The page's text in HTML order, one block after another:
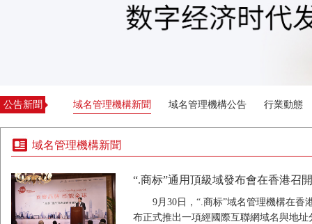
公告新聞 域名管理機構新聞 域名管理機構公告 行業動態
域名管理機構新聞
“.商标”通用頂級域發布會在香港召開
9月30日，“.商标”域名管理機構在香
布正式推出一項經國際互聯網域名與地